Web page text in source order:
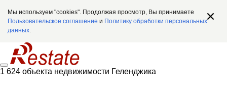
Мы используем "cookies". Продолжая просмотр, Вы принимаете
Пользовательское соглашение и Политику обработки персональных
данных.
1 624 объекта недвижимости Геленджика